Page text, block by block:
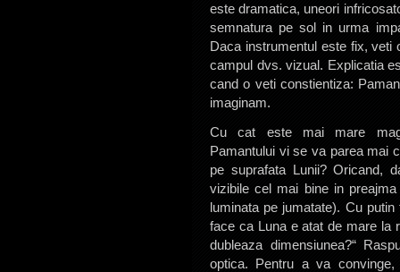
este dramatica, uneori
semnatura pe sol in urma
Daca instrumentul este fix, veti
campul dvs. vizual. Explicatia
cand o veti constientiza:
imaginam.
Cu cat este mai mare
Pamantului vi se va parea mai
pe suprafata Lunii? Oricand,
vizibile cel mai bine in
luminata pe jumatate). Cu
face ca Luna e atat de mare la
dubleaza dimensiunea?“
optica. Pentru a va